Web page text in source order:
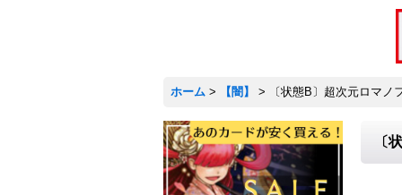
ホーム > 【闇】 > 〔状態B〕超次元ロマ
〔